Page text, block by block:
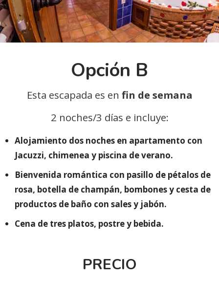
Opción B
Esta escapada es en fin de semana
2 noches/3 días e incluye:
Alojamiento dos noches en apartamento con
Jacuzzi, chimenea y piscina de verano.
Bienvenida romántica con pasillo de pétalos de
rosa, botella de champán, bombones y cesta de
productos de baño con sales y jabón.
Cena de tres platos, postre y bebida.
PRECIO